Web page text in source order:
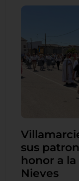
sus
honor a
Nieves